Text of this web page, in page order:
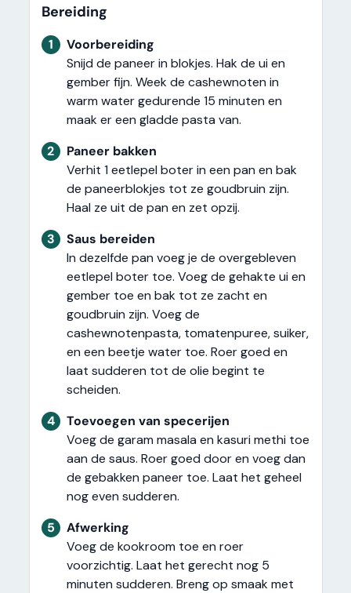
Bereiding
1
Voorbereiding
Snijd de paneer in blokjes. Hak de ui en
gember fijn. Week de cashewnoten in
warm water gedurende 15 minuten en
maak er een gladde pasta van.
2
Paneer bakken
Verhit 1 eetlepel boter in een pan en bak
de paneerblokjes tot ze goudbruin zijn.
Haal ze uit de pan en zet opzij.
3
Saus bereiden
In dezelfde pan voeg je de overgebleven
eetlepel boter toe. Voeg de gehakte ui en
gember toe en bak tot ze zacht en
goudbruin zijn. Voeg de
cashewnotenpasta, tomatenpuree, suiker,
en een beetje water toe. Roer goed en
laat sudderen tot de olie begint te
scheiden.
4
Toevoegen van specerijen
Voeg de garam masala en kasuri methi toe
aan de saus. Roer goed door en voeg dan
de gebakken paneer toe. Laat het geheel
nog even sudderen.
5
Afwerking
Voeg de kookroom toe en roer
voorzichtig. Laat het gerecht nog 5
minuten sudderen. Breng op smaak met